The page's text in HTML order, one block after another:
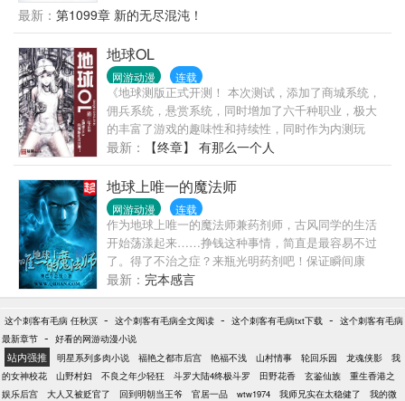
种植师的认知。炮灰加工厂？世界树上诞生的原初精
灵起步便是禁咒级魔法！加强版农民？黄中李和人参
果会让你明白什么叫立地成神！没有攻击技能？一手
混沌种青莲就能轻松毁灭一个大世界！直到纪元之
末，神魔之战在陈宇眼中也不过是小孩子的游戏罢
了，他只想默默耕耘他可爱的原初精灵们。
最新： 第1099章 新的无尽混沌！
地球OL
网游动漫 连载
《地球测版正式开测！ 本次测试，添加了商城系统，
佣兵系统，悬赏系统，同时增加了六千种职业，极大
的丰富了游戏的趣味性和持续性，同时作为内测玩
家，大家可以永久获得三折商城购买优惠。 三生的老
书：末世虫潮，250万字，已经完本！
最新： 【终章】 有那么一个人
地球上唯一的魔法师
网游动漫 连载
作为地球上唯一的魔法师兼药剂师，古风同学的生活
开始荡漾起来……挣钱这种事情，简直是最容易不过
了。得了不治之症？来瓶光明药剂吧！保证瞬间康
复。为考试成绩而闹心，为升学而烦心？一瓶醒脑剂
解决问题，不满分，全款退货！（注：语文作文成绩
不在三包范围内）豪车、名宅……这些对我来说都不
成问题。还有那个长腿美眉，这只是一个简单的悬浮
魔法而已，不要眼冒星星用那种崇拜的眼光看着我好
不好？当然，绝对不止这些。每一个魔法师都是博学
的。天文地理，人文社交，美食鉴赏……
最新： 完本感言
这个刺客有毛病 任秋溟 - 这个刺客有毛病全文阅读 - 这个刺客有毛病txt下载 - 这个刺客有毛病
最新章节 - 好看的网游动漫小说
站内强推 明星系列多肉小说 福艳之都市后宫 艳福不浅 山村情事 轮回乐园 龙魂侠影
我
的女神校花
山野村妇 不良之年少轻狂 斗罗大陆4终极斗罗 田野花香 玄鉴仙族
重生香港之
娱乐后宫
大人又被贬官了 回到明朝当王爷 官居一品 wtw1974 我师兄实在太稳健了
我的微